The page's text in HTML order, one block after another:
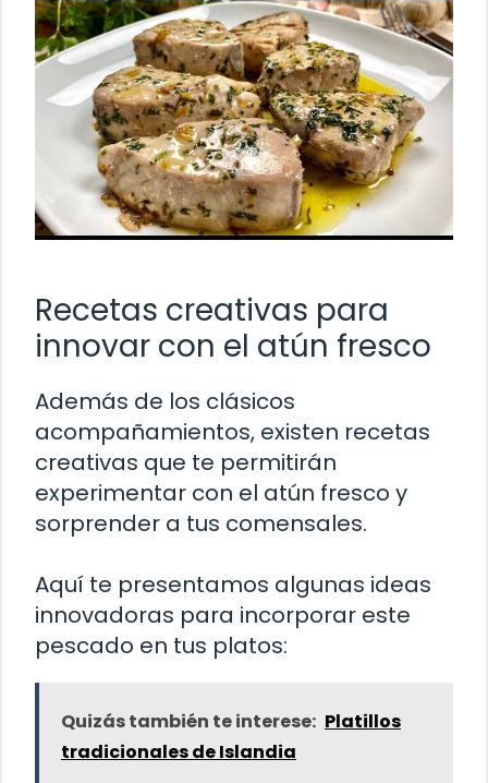
Recetas creativas para
innovar con el atún fresco
Además de los clásicos
acompañamientos, existen recetas
creativas que te permitirán
experimentar con el atún fresco y
sorprender a tus comensales.
Aquí te presentamos algunas ideas
innovadoras para incorporar este
pescado en tus platos:
Quizás también te interese: Platillos
tradicionales de Islandia